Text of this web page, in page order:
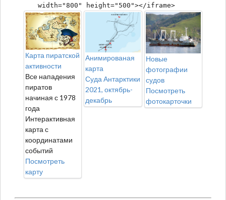
width="800" height="500"></iframe>
Карта пиратской
активности
Все нападения
пиратов
начиная с 1978
года
Интерактивная
карта с
координатами
событий
Посмотреть
карту
Анимированая
карта
Суда Антарктики
2021, октябрь-
декабрь
Новые
фотографии
судов
Посмотреть
фотокарточки